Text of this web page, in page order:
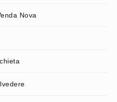
Nova